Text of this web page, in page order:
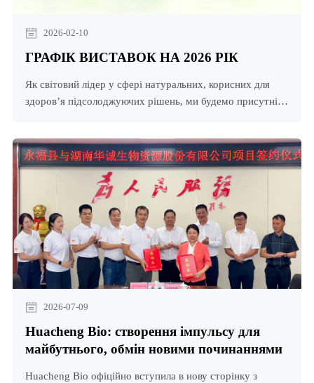
2026-02-10
ГРАФІК ВИСТАВОК НА 2026 РІК
Як світовий лідер у сфері натуральних, корисних для
здоров’я підсолоджуючих рішень, ми будемо присутні
Дізнайтеся, як наші фрукти монахи аЯк світовий лідер у
сфері натуральних, корисних для здоров’я рішень для
підсолоджування, ми будемо присутні на великих
галузевих подіях у всьому світі, щоб спілкуватися,
співпрацювати та надихати на інновації. Дізнайтеся, як
наш монах дає плоди a
2026-07-09
Huacheng Bio: створення імпульсу для
майбутнього, обмін новими починаннями
Huacheng Bio офіційно вступила в нову сторінку з